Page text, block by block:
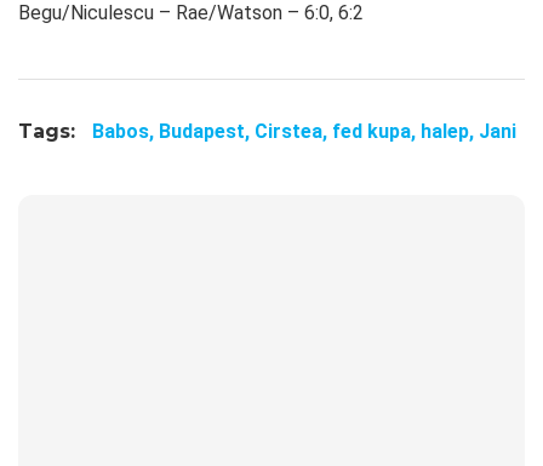
Begu/Niculescu – Rae/Watson – 6:0, 6:2
Tags: Babos, Budapest, Cirstea, fed kupa, halep, Jani